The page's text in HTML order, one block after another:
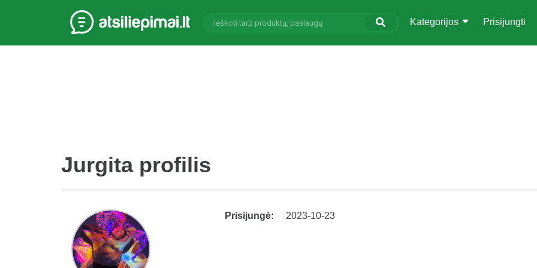
Kategorijos Prisijungti
Jurgita profilis
Prisijungė: 2023-10-23